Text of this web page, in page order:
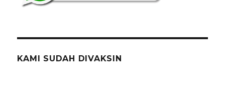
KAMI SUDAH DIVAKSIN